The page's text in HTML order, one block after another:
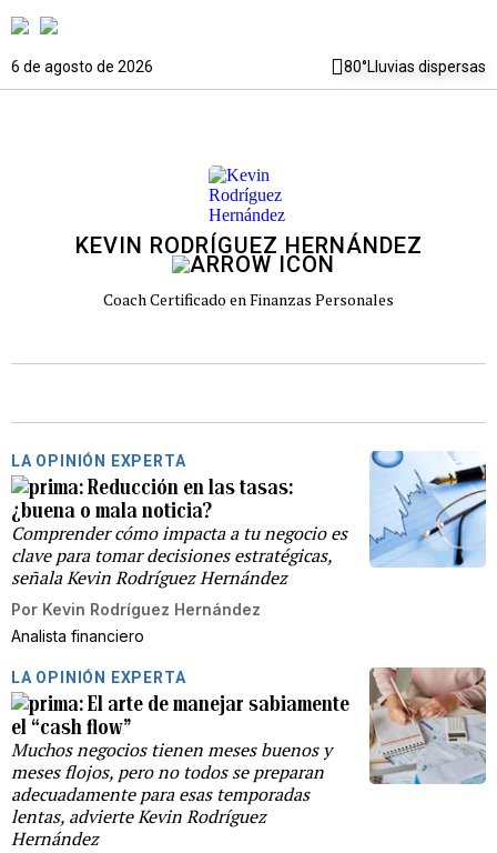
6 de agosto de 2026 80°Lluvias dispersas
KEVIN RODRÍGUEZ HERNÁNDEZ
Coach Certificado en Finanzas Personales
LA OPINIÓN EXPERTA
Reducción en las tasas:
¿buena o mala noticia?
Comprender cómo impacta a tu negocio es
clave para tomar decisiones estratégicas,
señala Kevin Rodríguez Hernández
Por Kevin Rodríguez Hernández
Analista financiero
LA OPINIÓN EXPERTA
El arte de manejar sabiamente
el “cash flow”
Muchos negocios tienen meses buenos y
meses flojos, pero no todos se preparan
adecuadamente para esas temporadas
lentas, advierte Kevin Rodríguez
Hernández